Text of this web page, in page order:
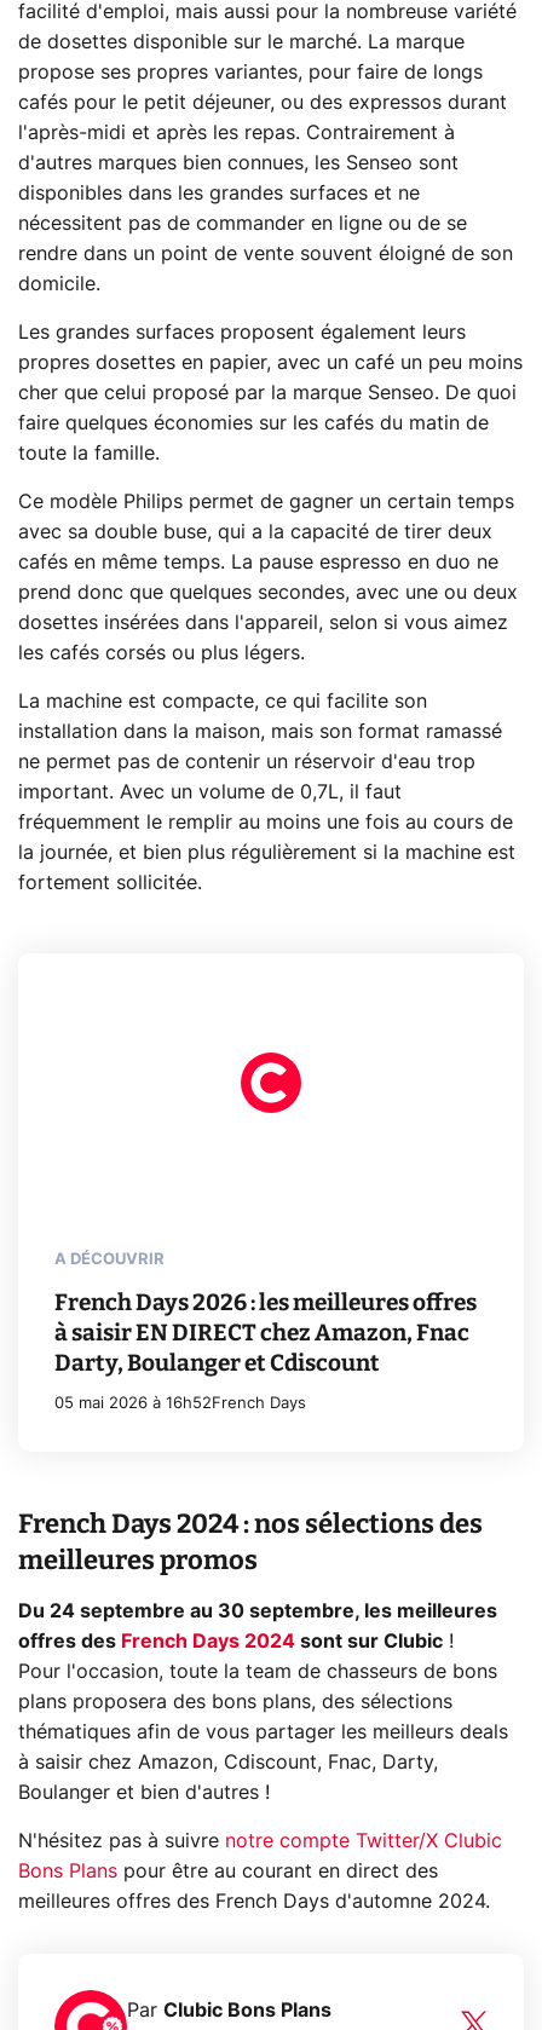
facilité d'emploi, mais aussi pour la nombreuse variété
de dosettes disponible sur le marché. La marque
propose ses propres variantes, pour faire de longs
cafés pour le petit déjeuner, ou des expressos durant
l'après-midi et après les repas. Contrairement à
d'autres marques bien connues, les Senseo sont
disponibles dans les grandes surfaces et ne
nécessitent pas de commander en ligne ou de se
rendre dans un point de vente souvent éloigné de son
domicile.
Les grandes surfaces proposent également leurs
propres dosettes en papier, avec un café un peu moins
cher que celui proposé par la marque Senseo. De quoi
faire quelques économies sur les cafés du matin de
toute la famille.
Ce modèle Philips permet de gagner un certain temps
avec sa double buse, qui a la capacité de tirer deux
cafés en même temps. La pause espresso en duo ne
prend donc que quelques secondes, avec une ou deux
dosettes insérées dans l'appareil, selon si vous aimez
les cafés corsés ou plus légers.
La machine est compacte, ce qui facilite son
installation dans la maison, mais son format ramassé
ne permet pas de contenir un réservoir d'eau trop
important. Avec un volume de 0,7L, il faut
fréquemment le remplir au moins une fois au cours de
la journée, et bien plus régulièrement si la machine est
fortement sollicitée.
A DÉCOUVRIR
French Days 2026 : les meilleures offres
à saisir EN DIRECT chez Amazon, Fnac
Darty, Boulanger et Cdiscount
05 mai 2026 à 16h52 French Days
French Days 2024 : nos sélections des
meilleures promos
Du 24 septembre au 30 septembre, les meilleures
offres des French Days 2024 sont sur Clubic !
Pour l'occasion, toute la team de chasseurs de bons
plans proposera des bons plans, des sélections
thématiques afin de vous partager les meilleurs deals
à saisir chez Amazon, Cdiscount, Fnac, Darty,
Boulanger et bien d'autres !
N'hésitez pas à suivre notre compte Twitter/X Clubic
Bons Plans pour être au courant en direct des
meilleures offres des French Days d'automne 2024.
Par Clubic Bons Plans